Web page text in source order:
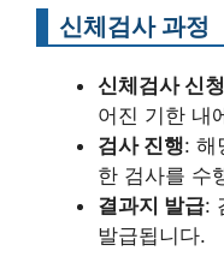
신체검사 과정
신체검사 신청
어진 기한 내
검사 진행: 해
한 검사를 수
결과지 발급:
발급됩니다.